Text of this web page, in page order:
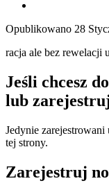
Opublikowano 28
racja ale bez rewelacji
Jeśli chcesz
lub
Jedynie
tej strony.
Zarejestruj